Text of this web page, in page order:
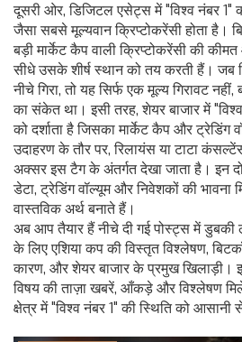
दूसरी ओर, डिजिटल एसेट्स में "विश्व नंबर 1"
जैसा सबसे मूल्यवान क्रिप्टोकरेंसी होता है।
बड़ी मार्केट कैप वाली क्रिप्टोकरेंसीकी कीमत
सीधे उसके शीर्ष स्थान को तय करती हैं। जब
नीचे गिरा, तो यह सिर्फ एक मूल्य गिरावट
का संकेत था। इसी तरह, शेयर बाजार में
को दर्शाता है जिसका मार्केट कैप और ट्रेडिंग
उदाहरण के तौर पर, रिलायंस या टाटा
अक्सर इस टैग के अंतर्गत देखा जाता है। इन
डेटा, ट्रेडिंग वॉल्यूम और निवेशकों की भावना
वास्तविक अर्थ बनाते हैं।
अब आप तैयार हैं नीचे दी गई पोस्ट्स में
के लिए एशिया कप की विस्तृत विश्लेषण,
कारण, और शेयर बाजार के प्रमुख
विषय की ताज़ा खबरें, आँकड़े और विश्लेषण
क्षेत्र में "विश्व नंबर 1" की स्थिति को